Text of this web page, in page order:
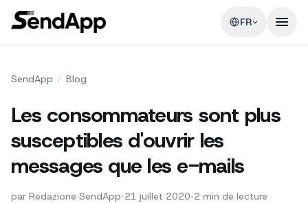
FR
SendApp / Blog
Les consommateurs sont plus
susceptibles d'ouvrir les
messages que les e-mails
par Redazione SendApp•21 juillet 2020•2 min de lecture